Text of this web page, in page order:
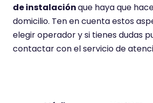
de instalaciónque haya que
domicilio. Ten en cuenta estos
elegir operador y si tienes dudas
contactar con el servicio de